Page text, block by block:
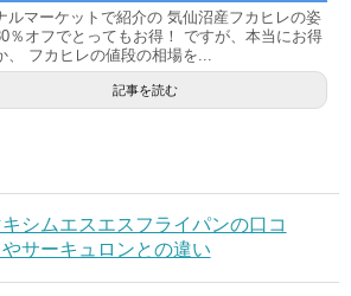
ルマーケットで紹介の 気仙沼産フカヒレの姿
％オフでとってもお得！ ですが、本当にお得
、 フカヒレの値段の相場を...
記事を読む
シムエスエスフライパンの口コ
やサーキュロンとの違い